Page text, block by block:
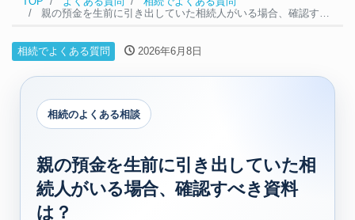
親の預金を生前に引き出していた相続人がいる場合、確認すべき資料は？
相続でよくある質問 2026年6月8日
相続のよくある相談
親の預金を生前に引き出していた相
続人がいる場合、確認すべき資料
は？